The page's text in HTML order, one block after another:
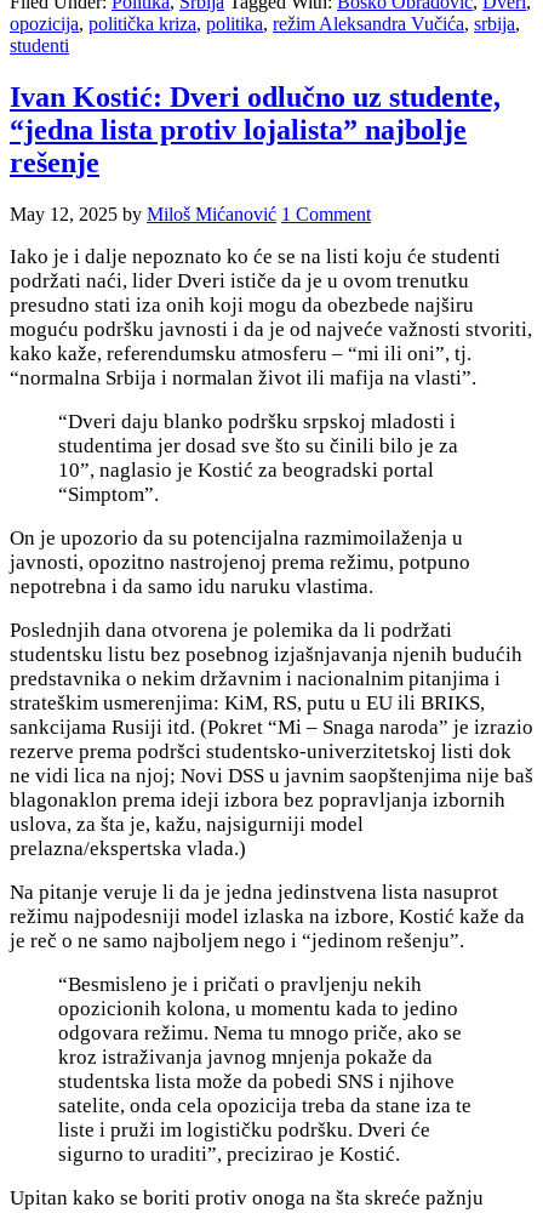
opozicija, politička kriza, politika, režim Aleksandra Vučića, srbija,
studenti
Ivan Kostić: Dveri odlučno uz studente,
“jedna lista protiv lojalista” najbolje
rešenje
May 12, 2025 by Miloš Mićanović 1 Comment
Iako je i dalje nepoznato ko će se na listi koju će studenti
podržati naći, lider Dveri ističe da je u ovom trenutku
presudno stati iza onih koji mogu da obezbede najširu
moguću podršku javnosti i da je od najveće važnosti stvoriti,
kako kaže, referendumsku atmosferu – “mi ili oni”, tj.
“normalna Srbija i normalan život ili mafija na vlasti”.
“Dveri daju blanko podršku srpskoj mladosti i
studentima jer dosad sve što su činili bilo je za
10”, naglasio je Kostić za beogradski portal
“Simptom”.
On je upozorio da su potencijalna razmimoilaženja u
javnosti, opozitno nastrojenoj prema režimu, potpuno
nepotrebna i da samo idu naruku vlastima.
Poslednjih dana otvorena je polemika da li podržati
studentsku listu bez posebnog izjašnjavanja njenih budućih
predstavnika o nekim državnim i nacionalnim pitanjima i
strateškim usmerenjima: KiM, RS, putu u EU ili BRIKS,
sankcijama Rusiji itd. (Pokret “Mi – Snaga naroda” je izrazio
rezerve prema podršci studentsko-univerzitetskoj listi dok
ne vidi lica na njoj; Novi DSS u javnim saopštenjima nije baš
blagonaklon prema ideji izbora bez popravljanja izbornih
uslova, za šta je, kažu, najsigurniji model
prelazna/ekspertska vlada.)
Na pitanje veruje li da je jedna jedinstvena lista nasuprot
režimu najpodesniji model izlaska na izbore, Kostić kaže da
je reč o ne samo najboljem nego i “jedinom rešenju”.
“Besmisleno je i pričati o pravljenju nekih
opozicionih kolona, u momentu kada to jedino
odgovara režimu. Nema tu mnogo priče, ako se
kroz istraživanja javnog mnjenja pokaže da
studentska lista može da pobedi SNS i njihove
satelite, onda cela opozicija treba da stane iza te
liste i pruži im logističku podršku. Dveri će
sigurno to uraditi”, precizirao je Kostić.
Upitan kako se boriti protiv onoga na šta skreće pažnju